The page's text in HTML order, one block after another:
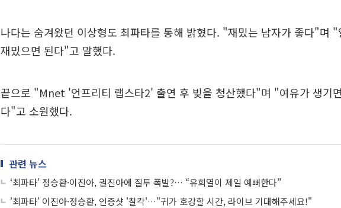
나다는 숨겨왔던 이상형도 최파타를 통해 밝혔다. "재밌는 남자가 좋다"며 "
재밌으면 된다"고 말했다.
끝으로 "Mnet '언프리티 랩스타2' 출연 후 빚을 청산했다"며 "여유가 생기
다"고 소원했다.
관련 뉴스
‘최파타’ 정승환·이진아, 권진아에 질투 폭발?… “유희열이 제일 예뻐한다”
'최파타' 이진아·정승환, 인증샷 '찰칵'…"귀가 호강할 시간, 라이브 기대해주세요!"